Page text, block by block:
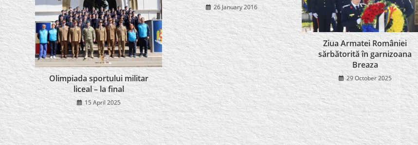
Olimpiada sportului militar
liceal – la final
15 April 2025
26 January 2016
Ziua Armatei României
sărbătorită în garnizoana
Breaza
29 October 2025